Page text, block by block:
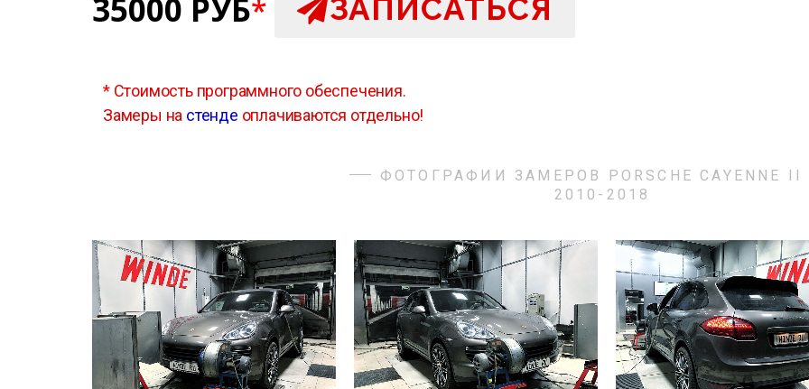
35000 РУБ* ЗАПИСАТЬСЯ
*Стоимость программного обеспечения.
Замеры на стенде оплачиваются отдельно!
ФОТОГРАФИИ ЗАМЕРОВ PORSCHE CAYENNE II
2010-2018